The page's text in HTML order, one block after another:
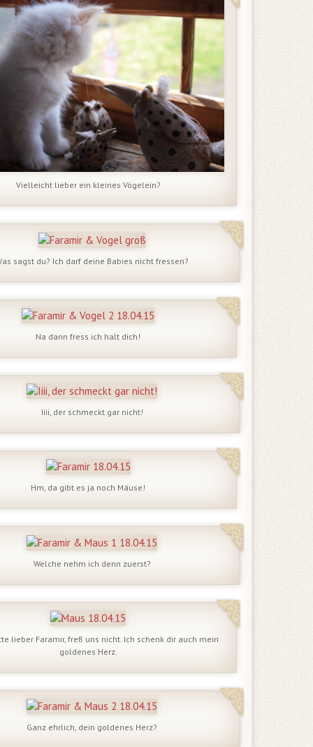
Vielleicht lieber ein kleines Vögelein?
sagst du? Ich darf deine Babies nicht fressen?
Na dann fress ich halt dich!
Iiii, der schmeckt gar nicht!
Hm, da gibt es ja noch Mäuse!
Welche nehm ich denn zuerst?
lieber Faramir, freß uns nicht. Ich schenk dir auch mein
goldenes Herz.
Ganz ehrlich, dein goldenes Herz?